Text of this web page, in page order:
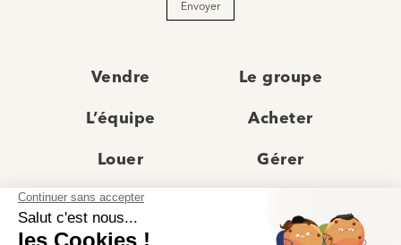
Envoyer
Vendre Le groupe
L’équipe Acheter
Louer Gérer
Actualités